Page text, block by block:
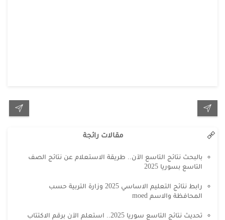
مقالات رائجة
بالبحث نتائج التاسع الآن.. طريقة الاستعلام عن نتائج الصف
التاسع بسوريا 2025
رابط نتائج التعليم الاساسي 2025 وزارة التربية حسب
المحافظة والاسم moed
تحديث نتائج التاسع سوريا 2025.. استعلم الآن برقم الاكتتاب